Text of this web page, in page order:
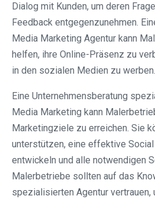
Dialog mit Kunden, um deren
Feedback entgegenzunehmen.
Media Marketing Agentur kann
helfen, ihre Online-Präsenz zu
in den sozialen Medien zu werben.
Eine Unternehmensberatung
Media Marketing kann
Marketingziele zu erreichen. Sie
unterstützen, eine effektive
entwickeln und alle notwendigen
Malerbetriebe sollten auf das
spezialisierten Agentur vertrauen,